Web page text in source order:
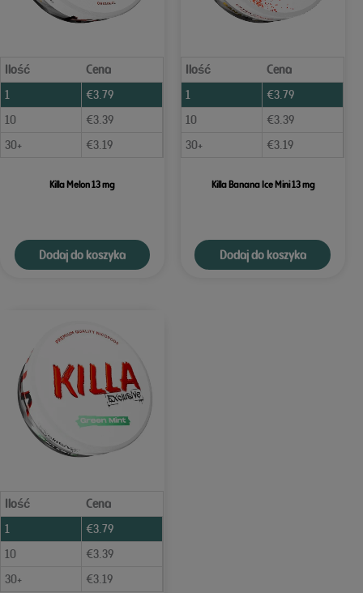
Ilość
Cena
1
€3.79
10
€3.39
30+
€3.19
Killa Melon 13 mg
Dodaj do koszyka
Ilość
Cena
1
€3.79
10
€3.39
30+
€3.19
Killa Banana Ice Mini 13 mg
Dodaj do koszyka
Ilość
Cena
1
€3.79
10
€3.39
30+
€3.19